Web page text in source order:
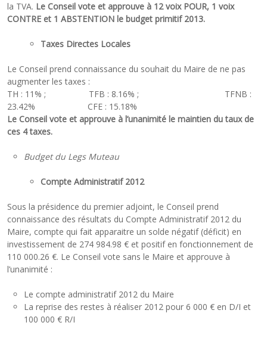
la TVA. Le Conseil vote et approuve à 12 voix POUR, 1 voix
CONTRE et 1 ABSTENTION le budget primitif 2013.
Taxes Directes Locales
Le Conseil prend connaissance du souhait du Maire de ne pas
augmenter les taxes :
TH : 11% ; TFB : 8.16% ; TFNB :
23.42% CFE : 15.18%
Le Conseil vote et approuve à l’unanimité le maintien du taux de
ces 4 taxes.
Budget du Legs Muteau
Compte Administratif 2012
Sous la présidence du premier adjoint, le Conseil prend
connaissance des résultats du Compte Administratif 2012 du
Maire, compte qui fait apparaitre un solde négatif (déficit) en
investissement de 274 984.98 € et positif en fonctionnement de
110 000.26 €. Le Conseil vote sans le Maire et approuve à
l’unanimité :
Le compte administratif 2012 du Maire
La reprise des restes à réaliser 2012 pour 6 000 € en D/I et
100 000 € R/I